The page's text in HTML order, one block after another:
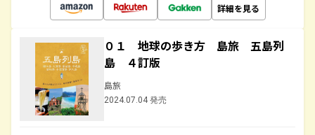
詳細を見る
０１ 地球の歩き方 島旅 五島列
島 ４訂版
島旅
2024.07.04 発売